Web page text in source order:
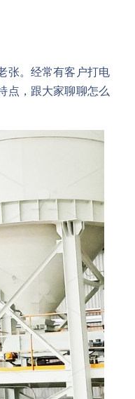
张。经常有客户打电
点，跟大家聊聊怎么